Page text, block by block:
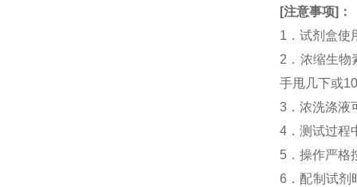
[注意事项] ：
1．试剂盒使
2．浓缩生物
手甩几下或
3．浓洗涤液
4．测试过程
5．操作严格
6．配制试剂